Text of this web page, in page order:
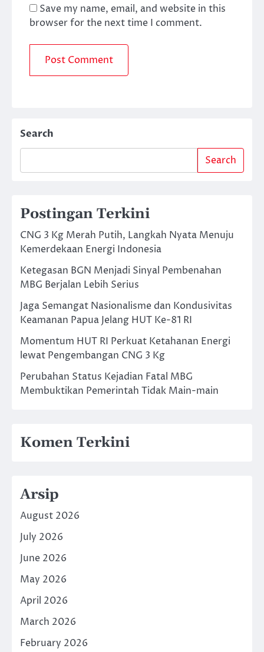
Save my name, email, and website in this
browser for the next time I comment.
Search
Search
Postingan Terkini
CNG 3 Kg Merah Putih, Langkah Nyata Menuju
Kemerdekaan Energi Indonesia
Ketegasan BGN Menjadi Sinyal Pembenahan
MBG Berjalan Lebih Serius
Jaga Semangat Nasionalisme dan Kondusivitas
Keamanan Papua Jelang HUT Ke-81 RI
Momentum HUT RI Perkuat Ketahanan Energi
lewat Pengembangan CNG 3 Kg
Perubahan Status Kejadian Fatal MBG
Membuktikan Pemerintah Tidak Main-main
Komen Terkini
Arsip
August 2026
July 2026
June 2026
May 2026
April 2026
March 2026
February 2026